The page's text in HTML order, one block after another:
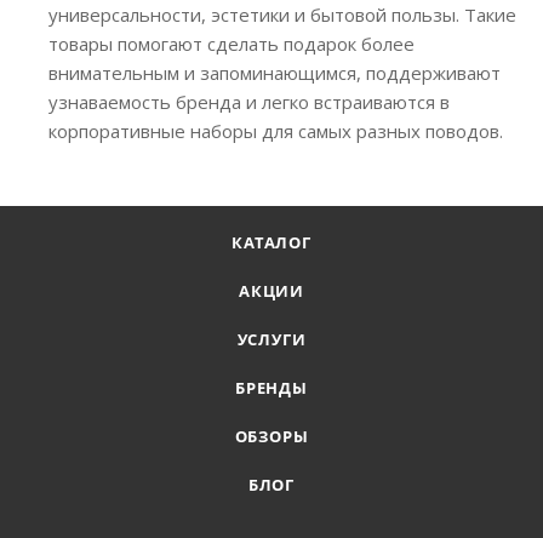
универсальности, эстетики и бытовой пользы. Такие
товары помогают сделать подарок более
внимательным и запоминающимся, поддерживают
узнаваемость бренда и легко встраиваются в
корпоративные наборы для самых разных поводов.
КАТАЛОГ
АКЦИИ
УСЛУГИ
БРЕНДЫ
ОБЗОРЫ
БЛОГ